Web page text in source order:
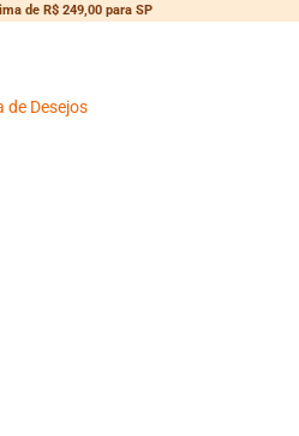
de R$ 249,00 para SP
de Desejos